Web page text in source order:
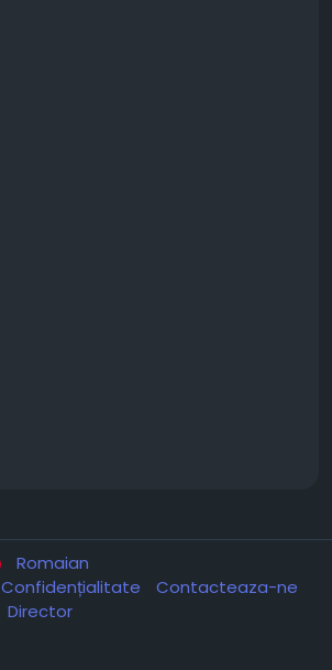
Romaian
Confidențialitate
Contacteaza-ne
Director